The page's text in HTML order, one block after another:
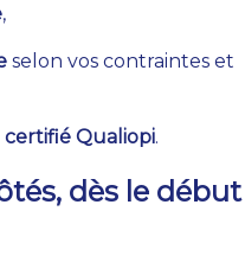
,
selon vos contraintes et
certifié Qualiopi.
dès le début